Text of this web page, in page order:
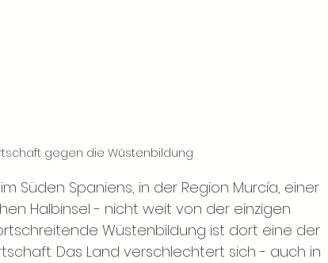
gegen die Wüstenbildung
Süden Spaniens, in der Region Murcía, einer
Halbinsel - nicht weit von der einzigen
Wüstenbildung ist dort eine der
Das Land verschlechtert sich - auch in